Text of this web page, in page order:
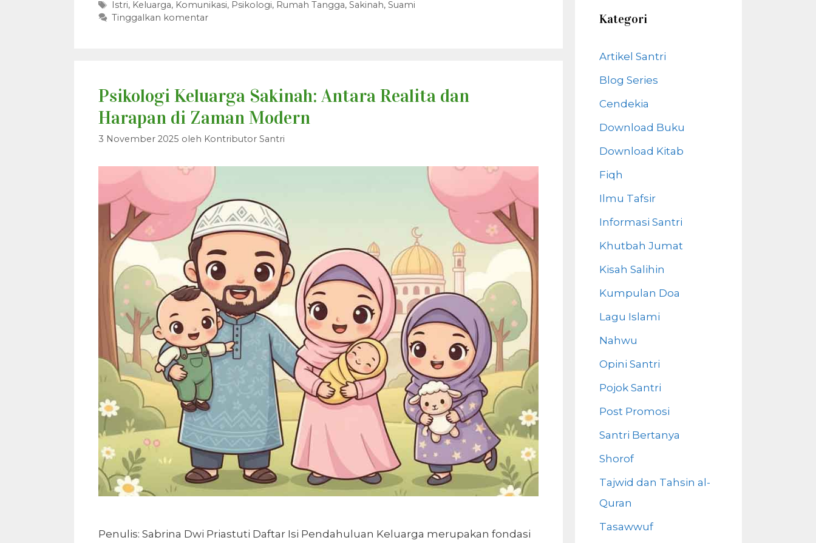
Tag
Istri, Keluarga, Komunikasi, Psikologi, Rumah Tangga, Sakinah, Suami
Tinggalkan komentar
Psikologi Keluarga Sakinah: Antara Realita dan
Harapan di Zaman Modern
3 November 2025 oleh Kontributor Santri
Penulis: Sabrina Dwi Priastuti Daftar Isi Pendahuluan Keluarga merupakan fondasi
Kategori
Artikel Santri
Blog Series
Cendekia
Download Buku
Download Kitab
Fiqh
Ilmu Tafsir
Informasi Santri
Khutbah Jumat
Kisah Salihin
Kumpulan Doa
Lagu Islami
Nahwu
Opini Santri
Pojok Santri
Post Promosi
Santri Bertanya
Shorof
Tajwid dan Tahsin al-
Quran
Tasawwuf